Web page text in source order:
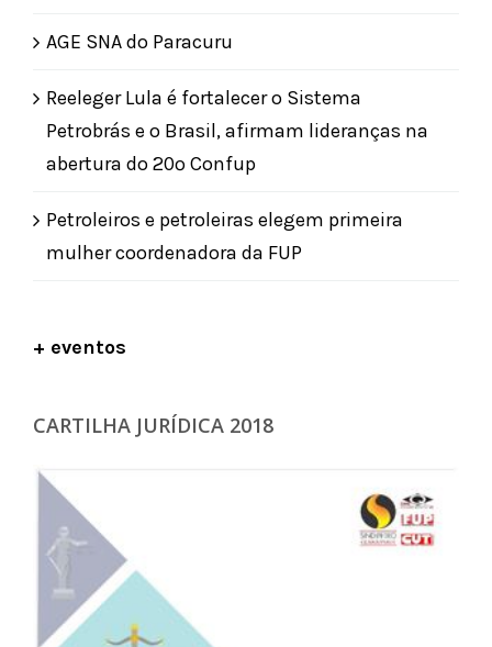
AGE SNA do Paracuru
Reeleger Lula é fortalecer o Sistema
Petrobrás e o Brasil, afirmam lideranças na
abertura do 20º Confup
Petroleiros e petroleiras elegem primeira
mulher coordenadora da FUP
+ eventos
CARTILHA JURÍDICA 2018